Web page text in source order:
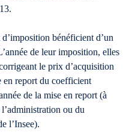
bénéficient d’un
de leur imposition, elles
le prix d’acquisition
en report du coefficient
de la mise en report (à
ou du
l’Insee).